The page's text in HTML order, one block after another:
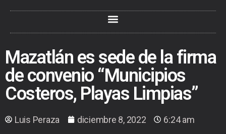
Mazatlán es sede de la firma
de convenio “Municipios
Costeros, Playas Limpias”
Luis Peraza diciembre 8, 2022 6:24 am